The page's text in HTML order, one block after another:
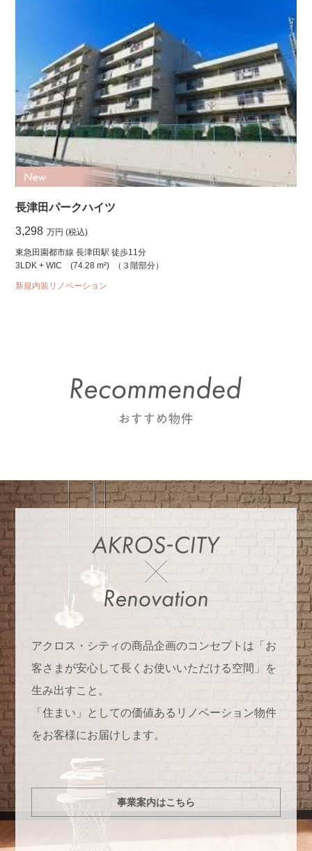
長津田パークハイツ
3,298 万円 (税込)
東急田園都市線 長津田駅 徒歩11分
3LDK + WIC
(74.28 m²) （３階部分）
新規内装リノベーション
アクロス・シティの商品企画のコンセプトは「お
客さまが安心して長くお使いいただける空間」を
生み出すこと。
「住まい」としての価値あるリノベーション物件
をお客様にお届けします。
事業案内はこちら